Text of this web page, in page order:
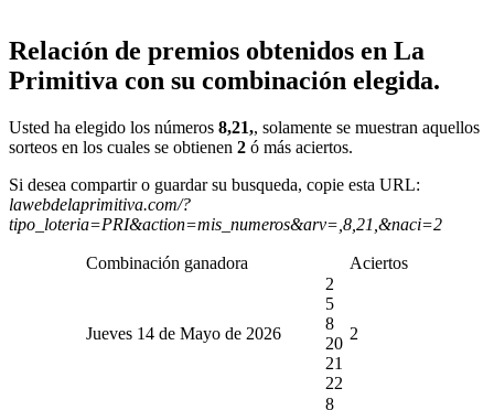
Relación de premios obtenidos en La
Primitiva con su combinación elegida.
Usted ha elegido los números 8,21,, solamente se muestran aquellos
sorteos en los cuales se obtienen 2 ó más aciertos.
Si desea compartir o guardar su busqueda, copie esta URL:
lawebdelaprimitiva.com/?
tipo_loteria=PRI&action=mis_numeros&arv=,8,21,&naci=2
Combinación ganadora Aciertos
Jueves 14 de Mayo de 2026
2
5
8
20
21
22
2
8